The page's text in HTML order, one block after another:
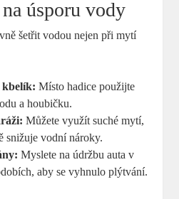
úsporu vody
šetřit vodou nejen při mytí
kbelík: Místo hadice použijte
a houbičku.
Můžete využít suché mytí,
snižuje vodní nároky.
Myslete na údržbu auta v
aby se vyhnulo plýtvání.